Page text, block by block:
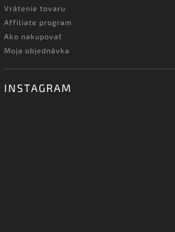
Vrátenie tovaru
Affiliate program
Ako nakupovať
Moja objednávka
INSTAGRAM